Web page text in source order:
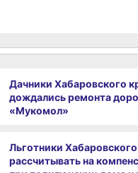
Дачники Хабаровского
дождались ремонта
«Мукомол»
Льготники
рассчитывать на